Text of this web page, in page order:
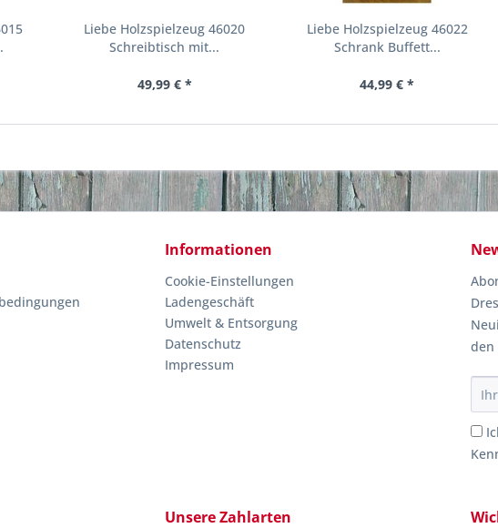
Liebe Holzspielzeug 46020
Schreibtisch mit...
49,99 € *
Liebe Holzspielzeug 46022
Schrank Buffett...
44,99 € *
Informationen
Cookie-Einstellungen
Ladengeschäft
Umwelt & Entsorgung
Datenschutz
Impressum
den
Unsere Zahlarten